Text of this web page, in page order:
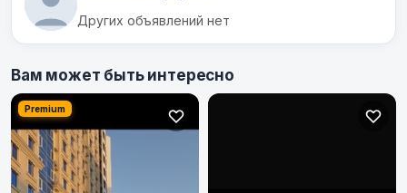
Других объявлений нет
Вам может быть интересно
Premium